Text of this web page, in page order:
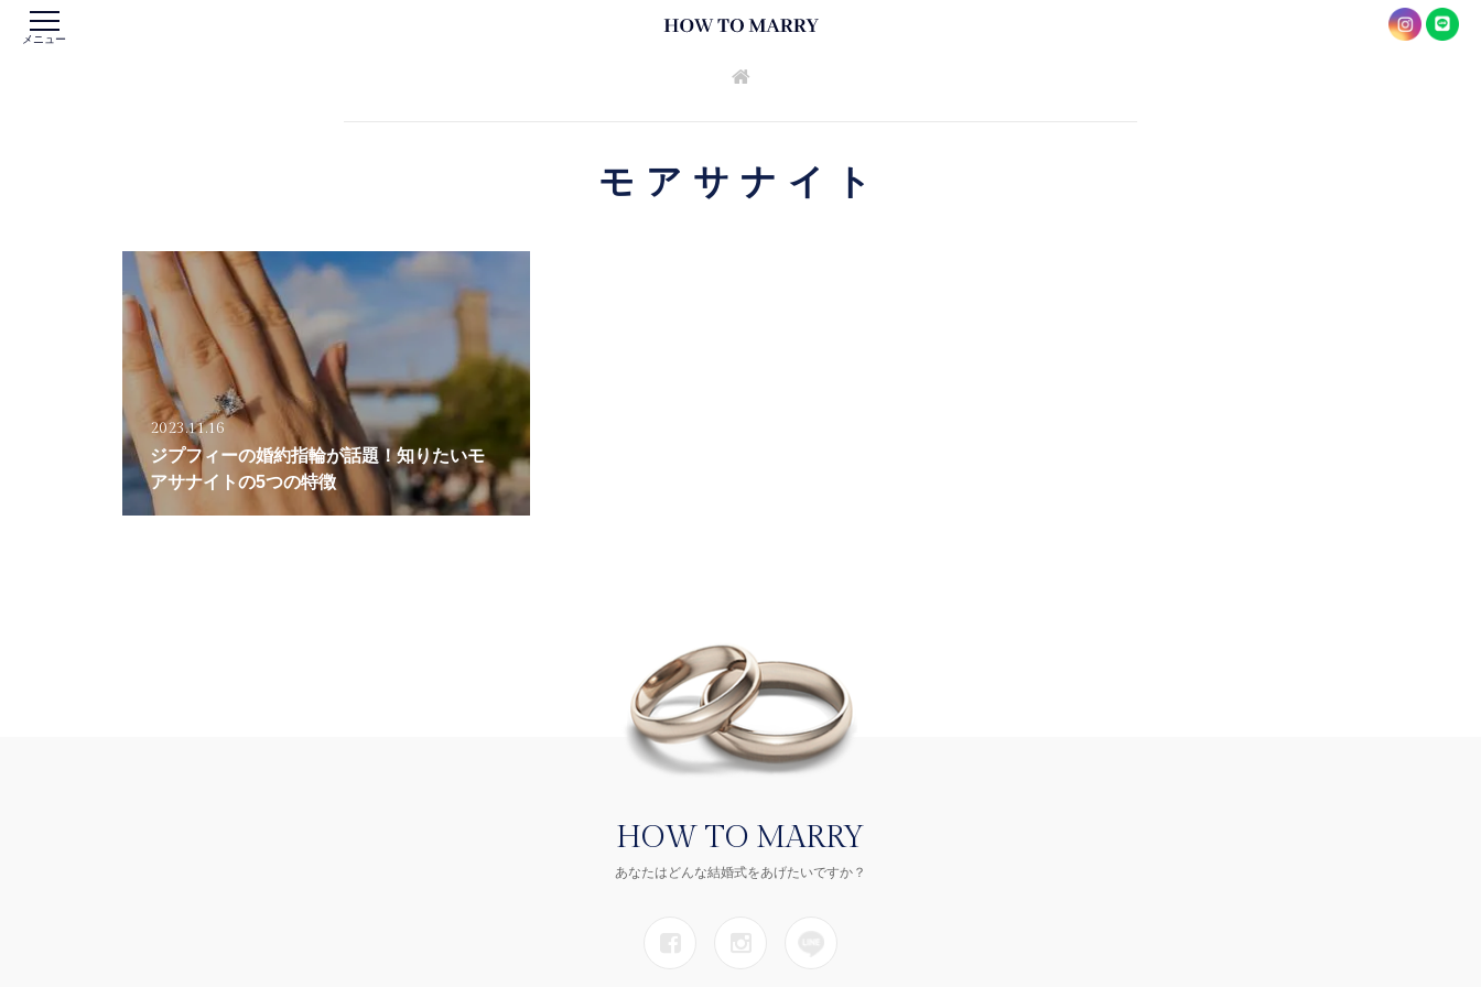
メニュー
モアサナイト
2023.11.16
ジプフィーの婚約指輪が話題！知りたいモ
アサナイトの5つの特徴
HOW TO MARRY
あなたはどんな結婚式をあげたいですか？